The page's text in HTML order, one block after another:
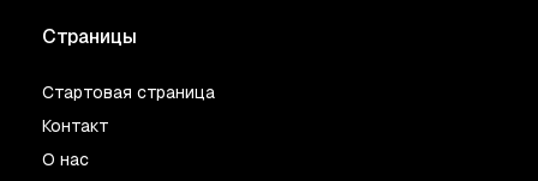
Страницы
Стартовая страница
Контакт
О нас